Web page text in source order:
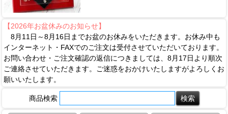
【2026年お盆休みのお知らせ】
8月11日～8月16日までお盆のお休みをいただきます。お休み中も
インターネット・FAXでのご注文は受付させていただいております。
お問い合わせ・ご注文確認の返信につきましては、8月17日より順次
ご連絡させていただきます。ご迷惑をおかけいたしますがよろしくお
願いいたします。
商品検索